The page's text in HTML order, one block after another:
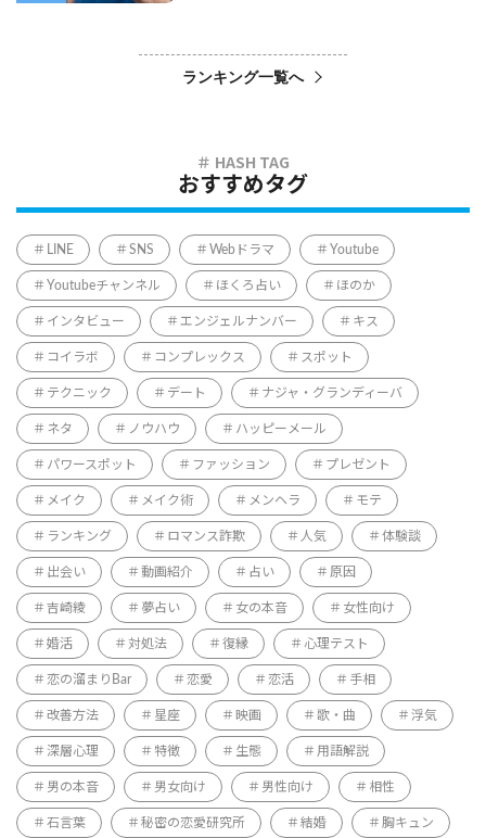
ランキング一覧へ
おすすめタグ
LINE SNS Webドラマ Youtube
Youtubeチャンネル ほくろ占い ほのか
インタビュー エンジェルナンバー キス
コイラボ コンプレックス スポット
テクニック デート ナジャ・グランディーバ
ネタ ノウハウ ハッピーメール
パワースポット ファッション プレゼント
メイク メイク術 メンヘラ モテ
ランキング ロマンス詐欺 人気 体験談
出会い 動画紹介 占い 原因
吉崎綾 夢占い 女の本音 女性向け
婚活 対処法 復縁 心理テスト
恋の溜まりBar 恋愛 恋活 手相
改善方法 星座 映画 歌・曲 浮気
深層心理 特徴 生態 用語解説
男の本音 男女向け 男性向け 相性
石言葉 秘密の恋愛研究所 結婚 胸キュン